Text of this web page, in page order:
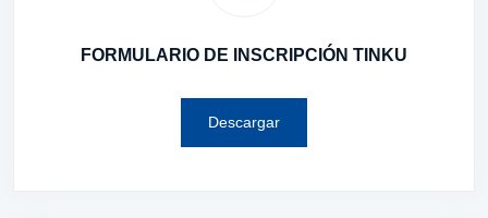
FORMULARIO DE INSCRIPCIÓN TINKU
Descargar